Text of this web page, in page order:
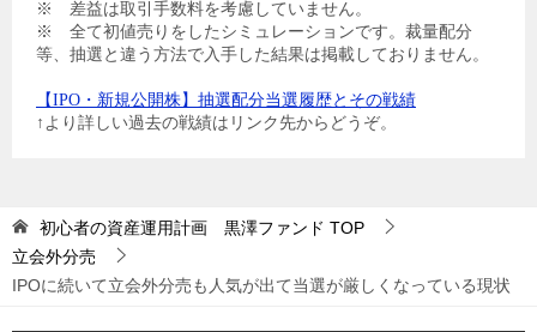
※ 差益は取引手数料を考慮していません。
※ 全て初値売りをしたシミュレーションです。裁量配分
等、抽選と違う方法で入手した結果は掲載しておりません。
【IPO・新規公開株】抽選配分当選履歴とその戦績
↑より詳しい過去の戦績はリンク先からどうぞ。
初心者の資産運用計画 黒澤ファンド TOP
立会外分売
IPOに続いて立会外分売も人気が出て当選が厳しくなっている現状